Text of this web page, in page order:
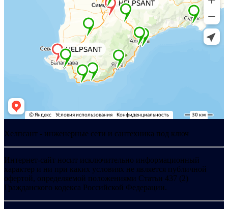
Хелпсант - инженерные сети и сантехника под ключ
Интернет-сайт носит исключительно информационный
характер и ни при каких условиях не является публичной
офертой, определяемой положениями Статьи 437 (2)
Гражданского кодекса Российской Федерации.